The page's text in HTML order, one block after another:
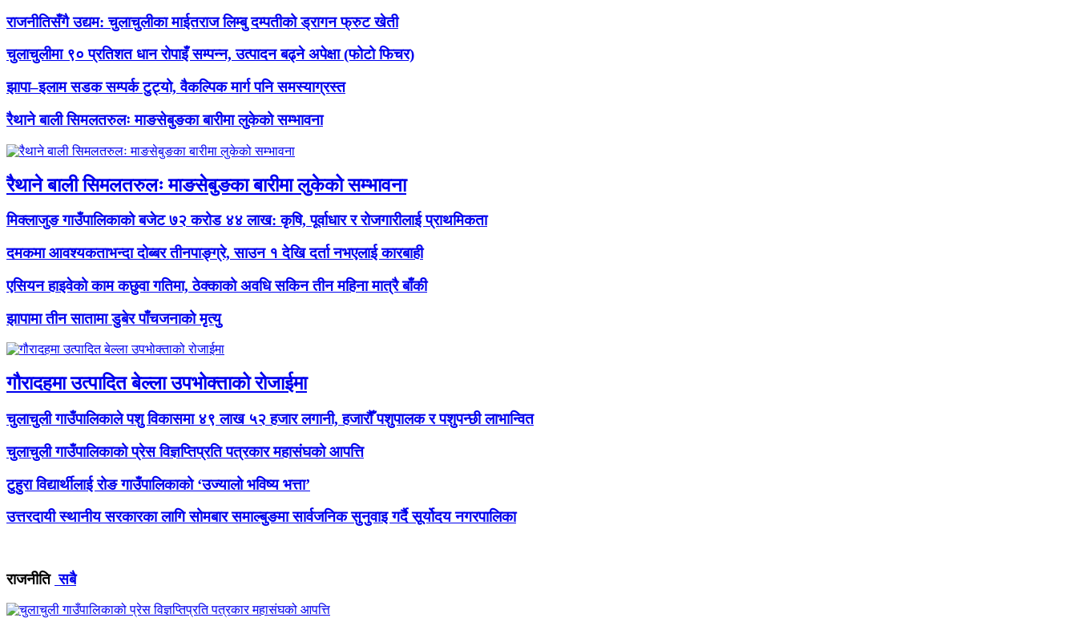
राजनीतिसँगै उद्यम: चुलाचुलीका माईतराज लिम्बु दम्पतीको ड्रागन फ्रुट खेती
चुलाचुलीमा ९० प्रतिशत धान रोपाइँ सम्पन्न, उत्पादन बढ्ने अपेक्षा (फोटो फिचर)
झापा–इलाम सडक सम्पर्क टुट्यो, वैकल्पिक मार्ग पनि समस्याग्रस्त
रैथाने बाली सिमलतरुलः माङसेबुङका बारीमा लुकेको सम्भावना
रैथाने बाली सिमलतरुलः माङसेबुङका बारीमा लुकेको सम्भावना
मिक्लाजुङ गाउँपालिकाको बजेट ७२ करोड ४४ लाख: कृषि, पूर्वाधार र रोजगारीलाई प्राथमिकता
दमकमा आवश्यकताभन्दा दोब्बर तीनपाङ्ग्रे, साउन १ देखि दर्ता नभएलाई कारबाही
एसियन हाइवेको काम कछुवा गतिमा, ठेक्काको अवधि सकिन तीन महिना मात्रै बाँकी
झापामा तीन सातामा डुबेर पाँचजनाको मृत्यु
गौरादहमा उत्पादित बेल्ला उपभोक्ताको रोजाईमा
चुलाचुली गाउँपालिकाले पशु विकासमा ४९ लाख ५२ हजार लगानी, हजारौँ पशुपालक र पशुपन्छी लाभान्वित
चुलाचुली गाउँपालिकाको प्रेस विज्ञप्तिप्रति पत्रकार महासंघको आपत्ति
टुहुरा विद्यार्थीलाई रोङ गाउँपालिकाको ‘उज्यालो भविष्य भत्ता’
उत्तरदायी स्थानीय सरकारका लागि सोमबार समाल्बुङमा सार्वजनिक सुनुवाइ गर्दै सूर्योदय नगरपालिका
राजनीति सबै